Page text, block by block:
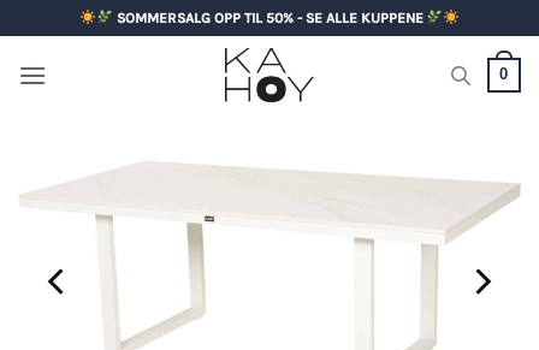
to
content
SOMMERSALG OPP TIL 50% - SE ALLE KUPPENE
0